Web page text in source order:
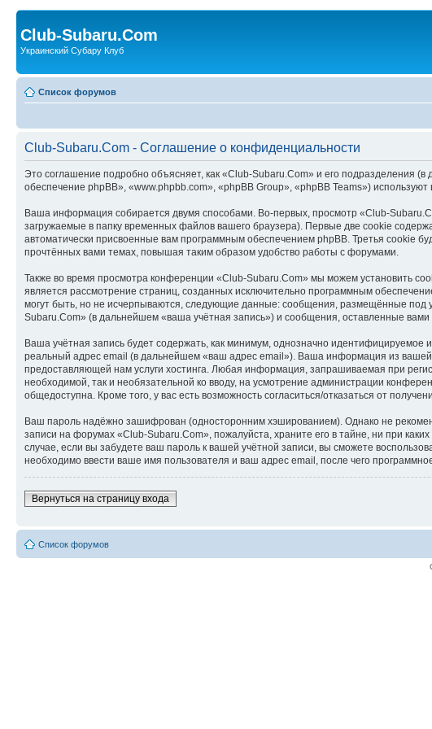
Club-Subaru.Com
Украинский Субару Клуб
Список форумов
Club-Subaru.Com - Соглашение о конфиденциальности
Это соглашение подробно объясняет, как «Club-Subaru.Com» и его подразделения
обеспечение phpBB», «www.phpbb.com», «phpBB Group», «phpBB Teams»)
Ваша информация собирается двумя способами. Во-первых, просмотр «Club-
загружаемые в папку временных файлов вашего браузера). Первые две cookie
автоматически присвоенные вам программным обеспечением phpBB. Третья cookie
прочтённых вами темах, повышая таким образом удобство работы с форумами.
Также во время просмотра конференции «Club-Subaru.Com» мы можем установить
является рассмотрение страниц, созданных исключительно программным
могут быть, но не исчерпываются, следующие данные: сообщения, размещённые
Subaru.Com» (в дальнейшем «ваша учётная запись») и сообщения, оставленные
Ваша учётная запись будет содержать, как минимум, однозначно
реальный адрес email (в дальнейшем «ваш адрес email»). Ваша информация из
предоставляющей нам услуги хостинга. Любая информация, запрашиваемая при
необходимой, так и необязательной ко вводу, на усмотрение администрации
общедоступна. Кроме того, у вас есть возможность согласиться/отказаться от
Ваш пароль надёжно зашифрован (односторонним хэшированием). Однако не
записи на форумах «Club-Subaru.Com», пожалуйста, храните его в тайне, ни при
случае, если вы забудете ваш пароль к вашей учётной записи, вы сможете
необходимо ввести ваше имя пользователя и ваш адрес email, после чего
Вернуться на страницу входа
Список форумов